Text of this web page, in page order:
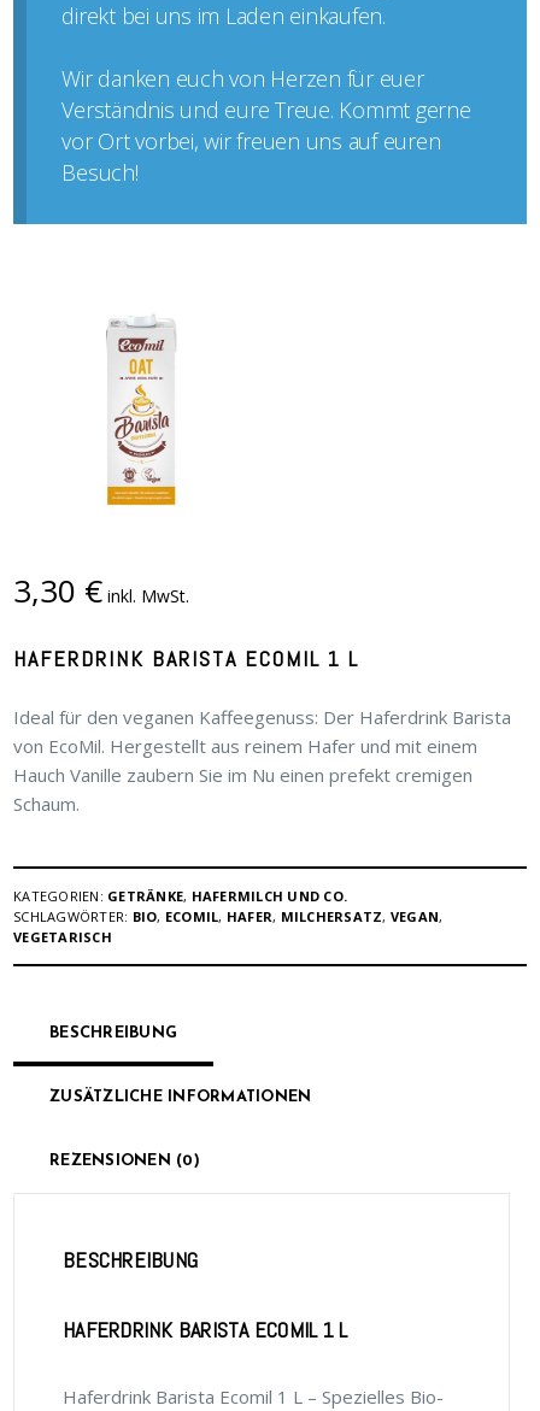
direkt bei uns im Laden einkaufen.
Wir danken euch von Herzen für euer
Verständnis und eure Treue. Kommt gerne
vor Ort vorbei, wir freuen uns auf euren
Besuch!
3,30 € inkl. MwSt.
HAFERDRINK BARISTA ECOMIL 1 L
Ideal für den veganen Kaffeegenuss: Der Haferdrink Barista
von EcoMil. Hergestellt aus reinem Hafer und mit einem
Hauch Vanille zaubern Sie im Nu einen prefekt cremigen
Schaum.
KATEGORIEN: GETRÄNKE, HAFERMILCH UND CO.
SCHLAGWÖRTER: BIO, ECOMIL, HAFER, MILCHERSATZ, VEGAN,
VEGETARISCH
BESCHREIBUNG
ZUSÄTZLICHE INFORMATIONEN
REZENSIONEN (0)
BESCHREIBUNG
HAFERDRINK BARISTA ECOMIL 1 L
Haferdrink Barista Ecomil 1 L – Spezielles Bio-